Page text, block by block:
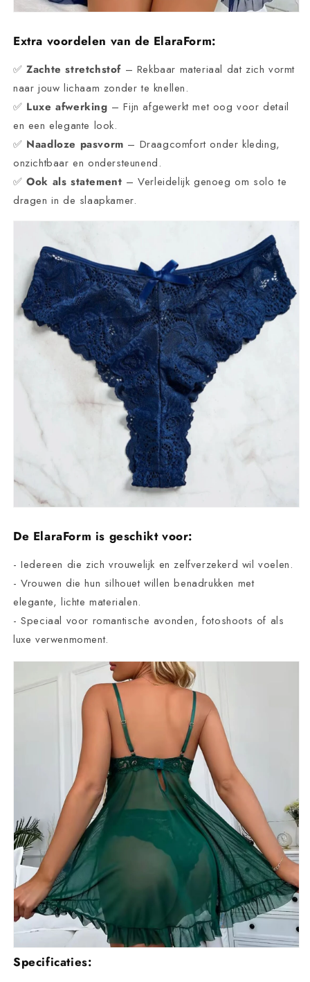
Extra voordelen van de ElaraForm:
✅Zachte stretchstof – Rekbaar materiaal dat zich vormt
naar jouw lichaam zonder te knellen.
✅ Luxe afwerking – Fijn afgewerkt met oog voor detail
en een elegante look.
✅ Naadloze pasvorm – Draagcomfort onder kleding,
onzichtbaar en ondersteunend.
✅Ook als statement – Verleidelijk genoeg om solo te
dragen in de slaapkamer.
De ElaraForm is geschikt voor:
- Iedereen die zich vrouwelijk en zelfverzekerd wil voelen.
- Vrouwen die hun silhouet willen benadrukken met
elegante, lichte materialen.
- Speciaal voor romantische avonden, fotoshoots of als
luxe verwenmoment.
Specificaties: